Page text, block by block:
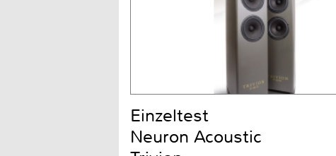
Einzeltest
Neuron Acoustic